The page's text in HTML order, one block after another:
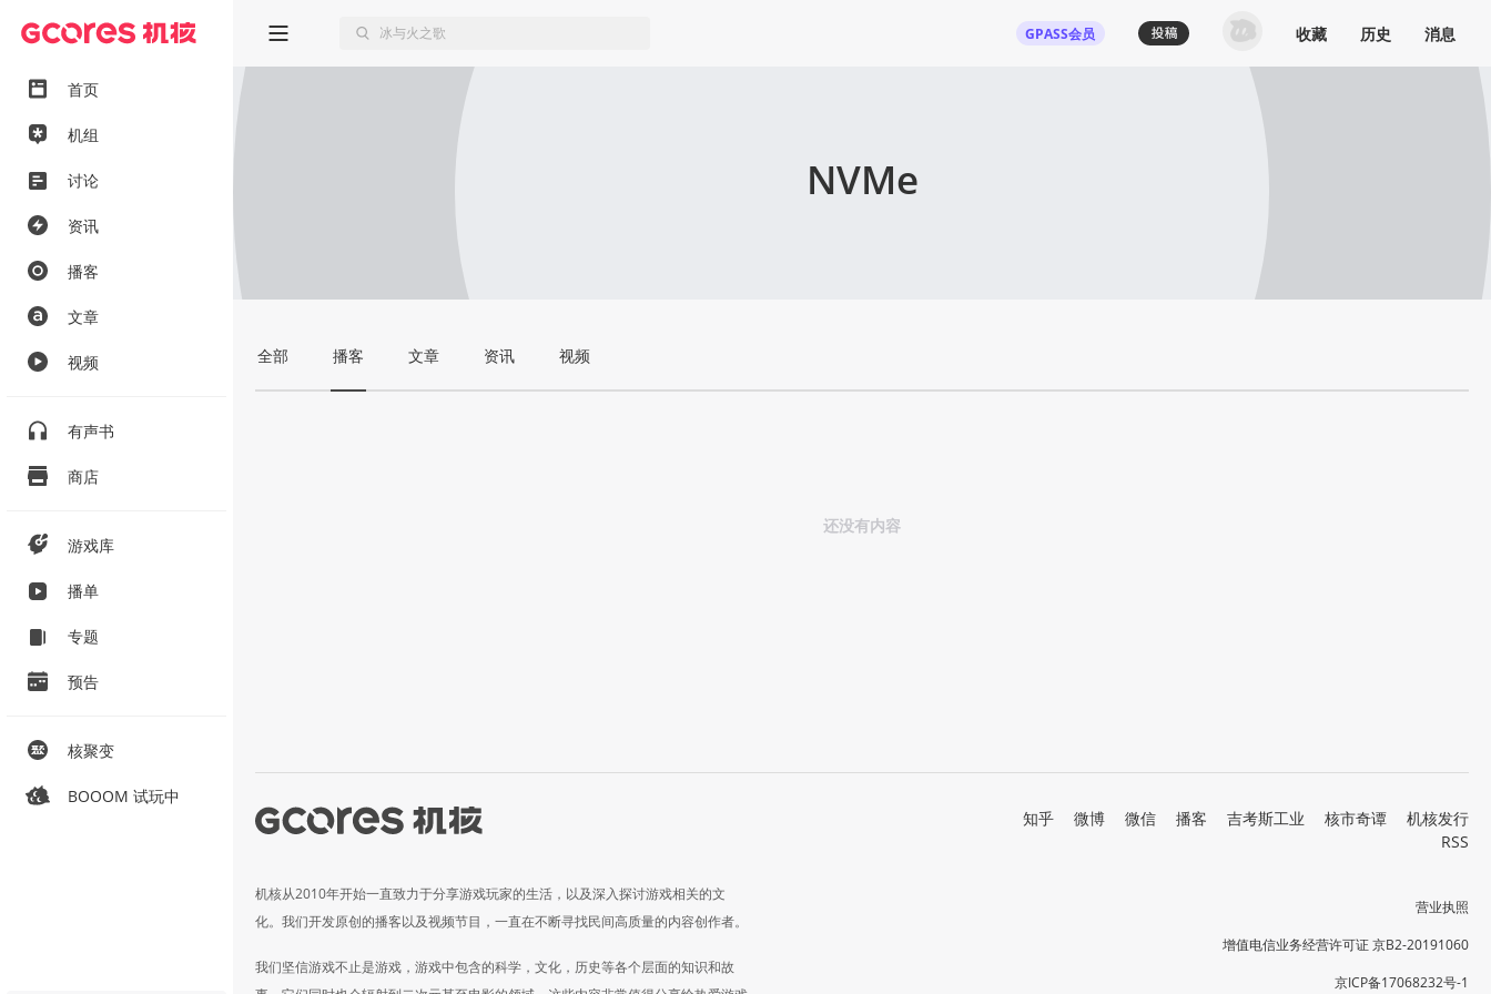
首页
机组
讨论
资讯
播客
文章
视频
有声书
商店
游戏库
播单
专题
预告
核聚变
BOOOM 试玩中
GPASS会员 收藏 历史 消息
NVMe
全部 播客 文章 资讯 视频
还没有内容
机核从2010年开始一直致力于分享游戏玩家的生活，以及深入探讨游戏相关的文
化。我们开发原创的播客以及视频节目，一直在不断寻找民间高质量的内容创作者。
我们坚信游戏不止是游戏，游戏中包含的科学，文化，历史等各个层面的知识和故
知乎 微博 微信 播客 吉考斯工业 核市奇谭
机核发行
RSS
营业执照
增值电信业务经营许可证 京B2-20191060
京ICP备17068232号-1